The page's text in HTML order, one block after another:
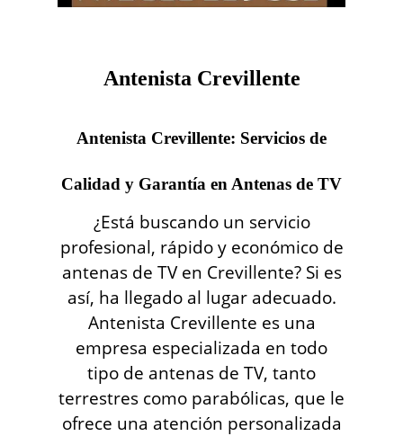
Antenista Crevillente
Antenista Crevillente: Servicios de
Calidad y Garantía en Antenas de TV
¿Está buscando un servicio
profesional, rápido y económico de
antenas de TV en Crevillente? Si es
así, ha llegado al lugar adecuado.
Antenista Crevillente es una
empresa especializada en todo
tipo de antenas de TV, tanto
terrestres como parabólicas, que le
ofrece una atención personalizada